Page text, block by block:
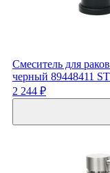
Смеситель для
черный 89448411
2 244 ₽